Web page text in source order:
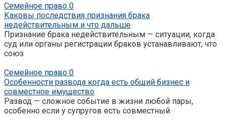
Семейное право 0
Каковы последствия признания брака
недействительным и что дальше
Признание брака недействительным — ситуации, когда
суд или органы регистрации браков устанавливают, что
союз
Семейное право 0
Особенности развода когда есть общий бизнес и
совместное имущество
Развод — сложное событие в жизни любой пары,
особенно если у супругов есть совместный